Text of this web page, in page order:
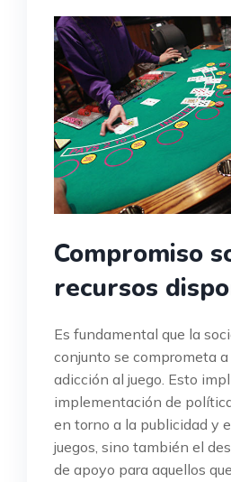
Compromiso
recursos
Es fundamental que la
conjunto se comprometa
adicción al juego. Esto
implementación de
en torno a la publicidad y
juegos, sino también el
de apoyo para aquellos